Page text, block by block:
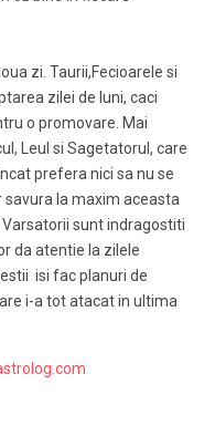
zi. Taurii,Fecioarele si
zilei de luni, caci
o promovare. Mai
Leul si Sagetatorul, care
prefera nici sa nu se
la maxim aceasta
sunt indragostiti
da atentie la zilele
isi fac planuri de
i-a tot atacat in ultima